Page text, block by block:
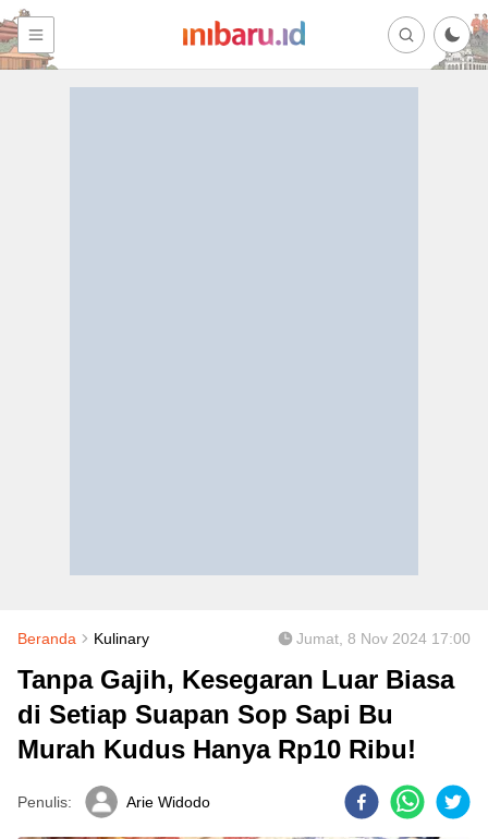
Beranda Kulinary Jumat, 8 Nov 2024 17:00
Tanpa Gajih, Kesegaran Luar Biasa
di Setiap Suapan Sop Sapi Bu
Murah Kudus Hanya Rp10 Ribu!
Penulis: Arie Widodo